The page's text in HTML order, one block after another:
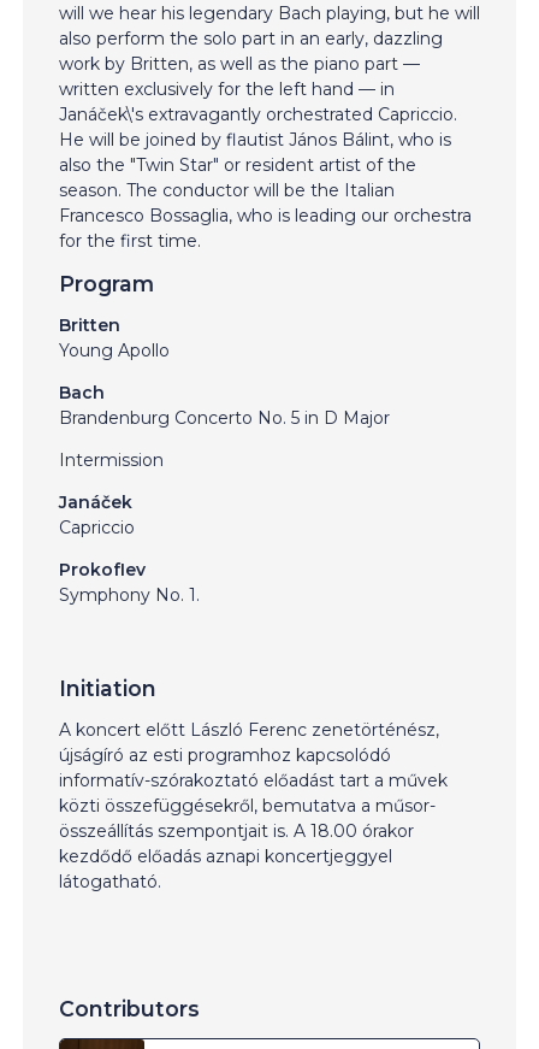
will we hear his legendary Bach playing, but he will
also perform the solo part in an early, dazzling
work by Britten, as well as the piano part —
written exclusively for the left hand — in
Janáček\'s extravagantly orchestrated Capriccio.
He will be joined by flautist János Bálint, who is
also the "Twin Star" or resident artist of the
season. The conductor will be the Italian
Francesco Bossaglia, who is leading our orchestra
for the first time.
Program
Britten
Young Apollo
Bach
Brandenburg Concerto No. 5 in D Major
Intermission
Janáček
Capriccio
ProkofIev
Symphony No. 1.
Initiation
A koncert előtt László Ferenc zenetörténész,
újságíró az esti programhoz kapcsolódó
informatív-szórakoztató előadást tart a művek
közti összefüggésekről, bemutatva a műsor-
összeállítás szempontjait is. A 18.00 órakor
kezdődő előadás aznapi koncertjeggyel
látogatható.
Contributors